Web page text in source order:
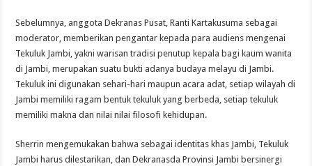
Sebelumnya, anggota Dekranas Pusat, Ranti Kartakusuma sebagai
moderator, memberikan pengantar kepada para audiens mengenai
Tekuluk Jambi, yakni warisan tradisi penutup kepala bagi kaum wanita
di Jambi, merupakan suatu bukti adanya budaya melayu di Jambi.
Tekuluk ini digunakan sehari-hari maupun acara adat, setiap wilayah di
Jambi memiliki ragam bentuk tekuluk yang berbeda, setiap tekuluk
memiliki makna dan nilai nilai filosofi kehidupan.
Sherrin mengemukakan bahwa sebagai identitas khas Jambi, Tekuluk
Jambi harus dilestarikan, dan Dekranasda Provinsi Jambi bersinergi